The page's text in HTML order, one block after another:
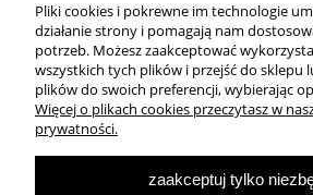
Dostawa
Moje konto
Pliki cookies i pokrewne im technologie
działanie strony i pomagają nam
potrzeb. Możesz zaakceptować
wszystkich tych plików i przejść do sklepu
plików do swoich preferencji, wybierając
Więcej o plikach cookies przeczytasz w
prywatności.
zaakceptuj tylko